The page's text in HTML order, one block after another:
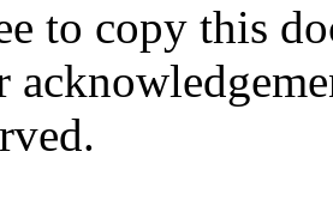
to copy this